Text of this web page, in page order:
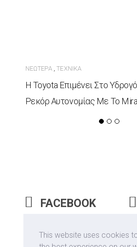
This website uses cookies
ΝΕΏΤΕΡΑ,ΤΕΧΝΙΚΆ
Η Toyota Επιμένει Στο
Ρεκόρ Αυτονομίας Με Το
FACEBOOK